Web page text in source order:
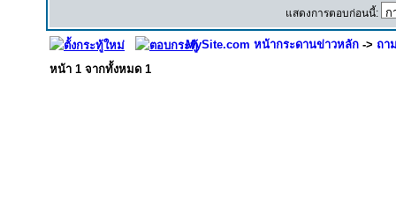
แสดงการตอบก่อนนี้:
MySite.com หน้ากระดานข่าวหลัก -> ถา
หน้า 1 จากทั้งหมด 1